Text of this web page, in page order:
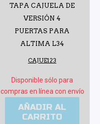
TAPA CAJUELA DE
VERSIÓN 4
PUERTAS PARA
ALTIMA L34
CAJUE123
Disponible sólo para
compras en línea con envío
AÑADIR AL
CARRITO